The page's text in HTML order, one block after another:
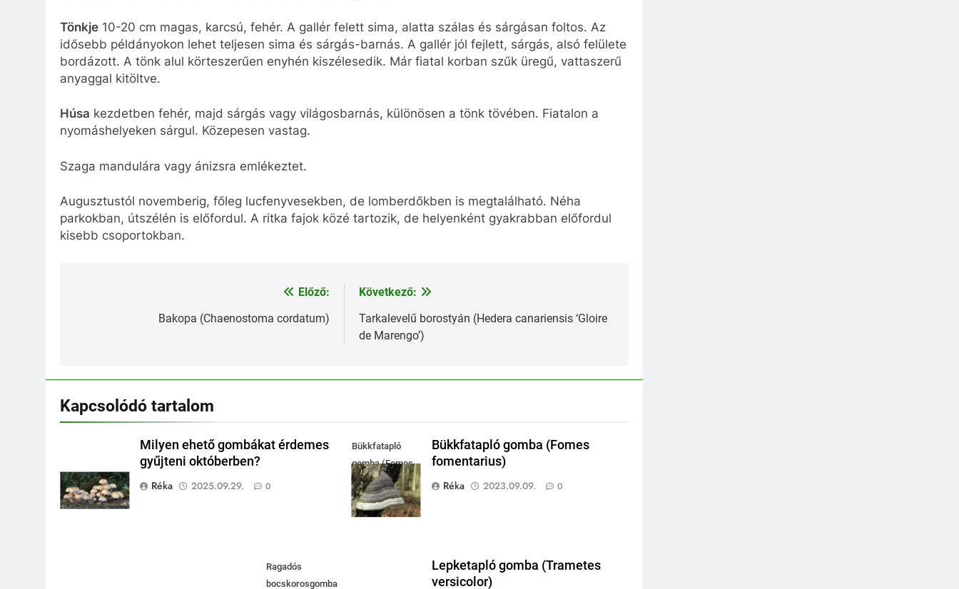
Tönkje 10-20 cm magas, karcsú, fehér. A gallér felett sima, alatta szálas és sárgásan foltos. Az
idősebb példányokon lehet teljesen sima és sárgás-barnás. A gallér jól fejlett, sárgás, alsó felülete
bordázott. A tönk alul körteszerűen enyhén kiszélesedik. Már fiatal korban szűk üregű, vattaszerű
anyaggal kitöltve.
Húsa kezdetben fehér, majd sárgás vagy világosbarnás, különösen a tönk tövében. Fiatalon a
nyomáshelyeken sárgul. Közepesen vastag.
Szaga mandulára vagy ánizsra emlékeztet.
Augusztustól novemberig, főleg lucfenyvesekben, de lomberdőkben is megtalálható. Néha
parkokban, útszélén is előfordul. A ritka fajok közé tartozik, de helyenként gyakrabban előfordul
kisebb csoportokban.
Előző:
Bakopa (Chaenostoma cordatum)
Következő:
Tarkalevelű borostyán (Hedera canariensis ‘Gloire
de Marengo’)
Kapcsolódó tartalom
Milyen ehető gombákat érdemes
gyűjteni októberben?
Réka
2025.09.29. 0
Bükkfatapló
gomba (Fomes
fomentariu
Bükkfatapló gomba (Fomes
fomentarius)
Réka
2023.09.09. 0
Ragadós
bocskorosgomba
Lepketapló gomba (Trametes
versicolor)